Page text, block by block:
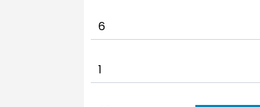
6
1